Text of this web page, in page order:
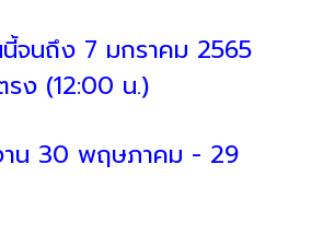
จนถึง 7 มกราคม 2565
รง (12:00 น.)
งาน 30 พฤษภาคม - 29